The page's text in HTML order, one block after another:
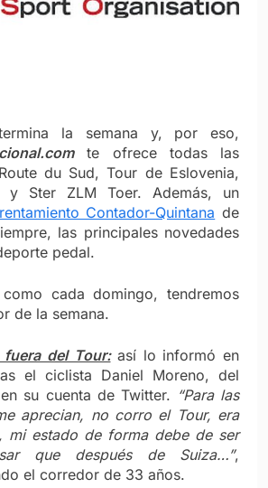
la semana y, por eso,
te ofrece todas las
du Sud, Tour de Eslovenia,
y Ster ZLM Toer. Además, un
Contador-Quintana de
las principales novedades
pedal.
cada domingo, tendremos
de la semana.
del Tour:así lo informó en
el ciclista Daniel Moreno, del
su cuenta de Twitter. “Para las
aprecian, no corro el Tour, era
mi estado de forma debe de ser
que después de Suiza…”,
el corredor de 33 años.